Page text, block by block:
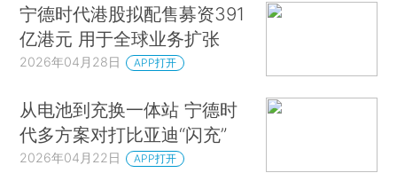
宁德时代港股拟配售募资391
亿港元 用于全球业务扩张
2026年04月28日 APP打开
从电池到充换一体站 宁德时
代多方案对打比亚迪“闪充”
2026年04月22日 APP打开